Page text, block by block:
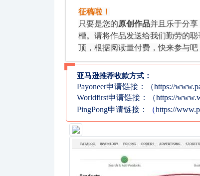
征稿啦！
只要是您的原创作品并且乐于分
槽。请将作品发送给我们勤劳的聪
顶，根据阅读量付费，快来参与吧
亚马逊推荐收款方式：
Payoneer申请链接：（https://
Worldfirst申请链接：（https://
PingPong申请链接：
（https://